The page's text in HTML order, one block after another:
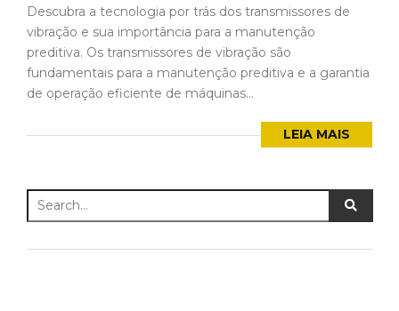
Descubra a tecnologia por trás dos transmissores de
vibração e sua importância para a manutenção
preditiva. Os transmissores de vibração são
fundamentais para a manutenção preditiva e a garantia
de operação eficiente de máquinas...
LEIA MAIS